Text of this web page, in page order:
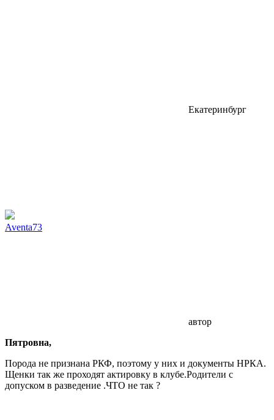
Екатеринбург
Aventa73
автор
Пятровна,
Порода не признана РКФ, поэтому у них и документы НРКА.
Щенки так же проходят актировку в клубе.Родители с
допуском в разведение .ЧТО не так ?